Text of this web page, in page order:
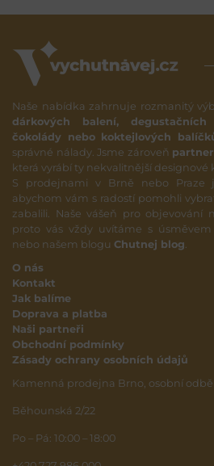
Naše nabídka zahrnuje rozmanitý
dárkových balení,
čokolády nebo koktejlových
správné nálady. Jsme zároveň
která vyrábí ty nekvalitnější designové
S prodejnami v Brně nebo Praze
abychom vám s radostí pomohli
zabalili. Naše vášeň pro objevování
proto vás vždy uvítáme s
nebo našem blogu Chutnej blog.
O nás
Kontakt
Jak balíme
Doprava a platba
Naši partneři
Obchodní podmínky
Zásady ochrany osobních údajů
Kamenná prodejna Brno, osobní
Běhounská 2/22
Po – Pá: 10:00 – 18:00